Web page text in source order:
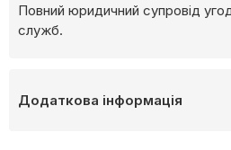
Повний юридичний супровід
служб.
Додаткова інформація